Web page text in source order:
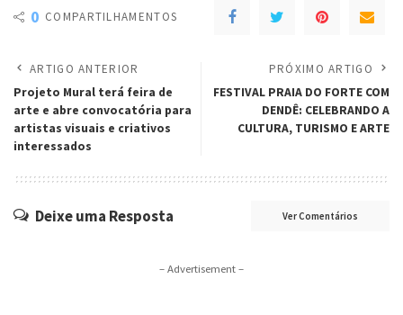
0 COMPARTILHAMENTOS
ARTIGO ANTERIOR
Projeto Mural terá feira de
arte e abre convocatória para
artistas visuais e criativos
interessados
PRÓXIMO ARTIGO
FESTIVAL PRAIA DO FORTE COM
DENDÊ: CELEBRANDO A
CULTURA, TURISMO E ARTE
Deixe uma Resposta Ver Comentários
– Advertisement –